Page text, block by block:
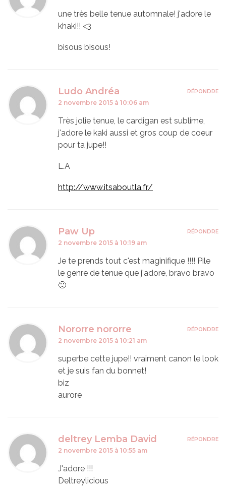
une très belle tenue automnale! j'adore le
khaki!! <3
bisous bisous!
Ludo Andréa
2 novembre 2015 à 10:06 am
Très jolie tenue, le cardigan est sublime,
j'adore le kaki aussi et gros coup de coeur
pour ta jupe!!
L.A
http://www.itsaboutla.fr/
RÉPONDRE
Paw Up
2 novembre 2015 à 10:19 am
Je te prends tout c'est maginifique !!!! Pile
le genre de tenue que j'adore, bravo bravo
🙂
RÉPONDRE
Nororre nororre
2 novembre 2015 à 10:21 am
superbe cette jupe!! vraiment canon le look
et je suis fan du bonnet!
biz
aurore
RÉPONDRE
deltrey Lemba David
2 novembre 2015 à 10:55 am
J'adore !!!
Deltreylicious
RÉPONDRE